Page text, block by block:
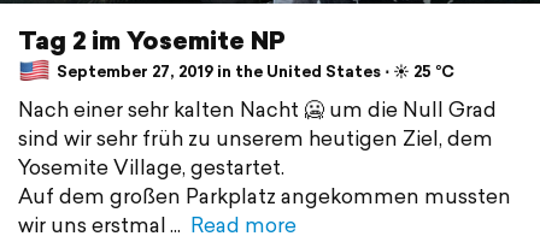
Tag 2 im Yosemite NP
September 27, 2019 in the United States ⋅ ☀️ 25 °C
Nach einer sehr kalten Nacht 🥶 um die Null Grad
sind wir sehr früh zu unserem heutigen Ziel, dem
Yosemite Village, gestartet.
Auf dem großen Parkplatz angekommen mussten
wir uns erstmal
Read more